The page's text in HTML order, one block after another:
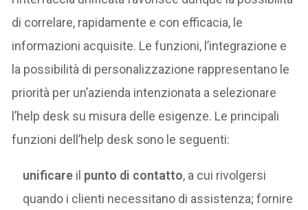
di correlare, rapidamente e con efficacia, le
informazioni acquisite. Le funzioni, l’integrazione e
la possibilità di personalizzazione rappresentano le
priorità per un’azienda intenzionata a selezionare
l’help desk su misura delle esigenze. Le principali
funzioni dell’help desk sono le seguenti:
unificare il punto di contatto, a cui rivolgersi
quando i clienti necessitano di assistenza; fornire